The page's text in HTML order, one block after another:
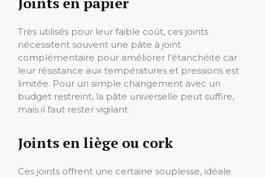
Très utilisés pour leur faible coût, ces joints
nécessitent souvent une pâte à joint
complémentaire pour améliorer l’étanchéité car
leur résistance aux températures et pressions est
limitée. Pour un simple changement avec un
budget restreint, la pâte universelle peut suffire,
mais il faut rester vigilant.
Joints en liège ou cork
Ces joints offrent une certaine souplesse, idéale